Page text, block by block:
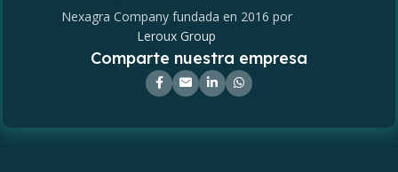
Nexagra Company fundada en 2016 por
Leroux Group
Comparte nuestra empresa